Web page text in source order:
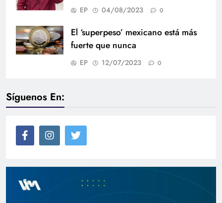
EP 04/08/2023 0
El ‘superpeso’ mexicano está más
fuerte que nunca
EP 12/07/2023 0
Síguenos En: